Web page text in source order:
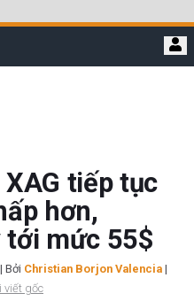
tiếp tục
hơn,
mức 55$
| Bởi Christian Borjon Valencia |
viết gốc